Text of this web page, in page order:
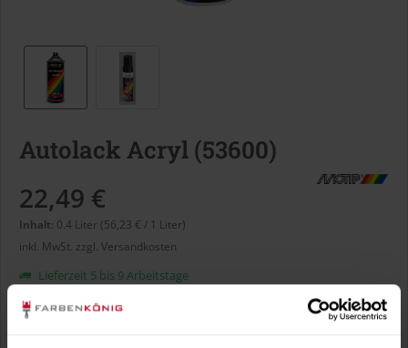
Autolack Acryl (53600)
22,49 €
Inhalt: 0.4 Liter (56,23 € / 1 Liter)
inkl. MwSt. zzgl. Versandkosten
Lieferzeit 5 bis 9 Arbeitstage
Liter: